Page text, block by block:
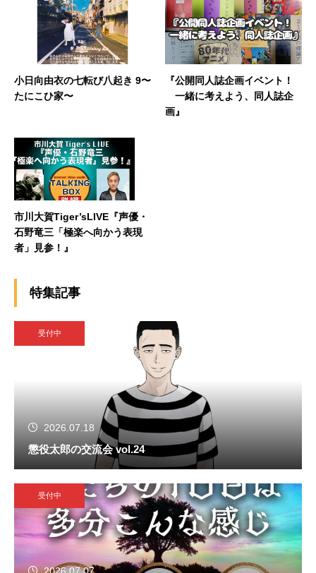
小日向由衣の七転び八起き 9〜
たにこひ家〜
『公開同人誌企画イベント！
一緒に考えよう、同人誌企
画』
市川大賀Tiger’sLIVE『声優・
石野竜三「極楽へ向かう表現
者」見参！』
特集記事
受付中
2026.07.18
懲役太郎の交流会 vol.24
受付中
2026.07.07